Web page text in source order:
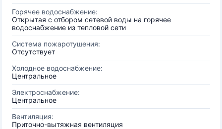
Горячее водоснабжение:
Открытая с отбором сетевой воды на горячее
водоснабжение из тепловой сети
Система пожаротушения:
Отсутствует
Холодное водоснабжение:
Центральное
Электроснабжение:
Центральное
Вентиляция:
Приточно-вытяжная вентиляция